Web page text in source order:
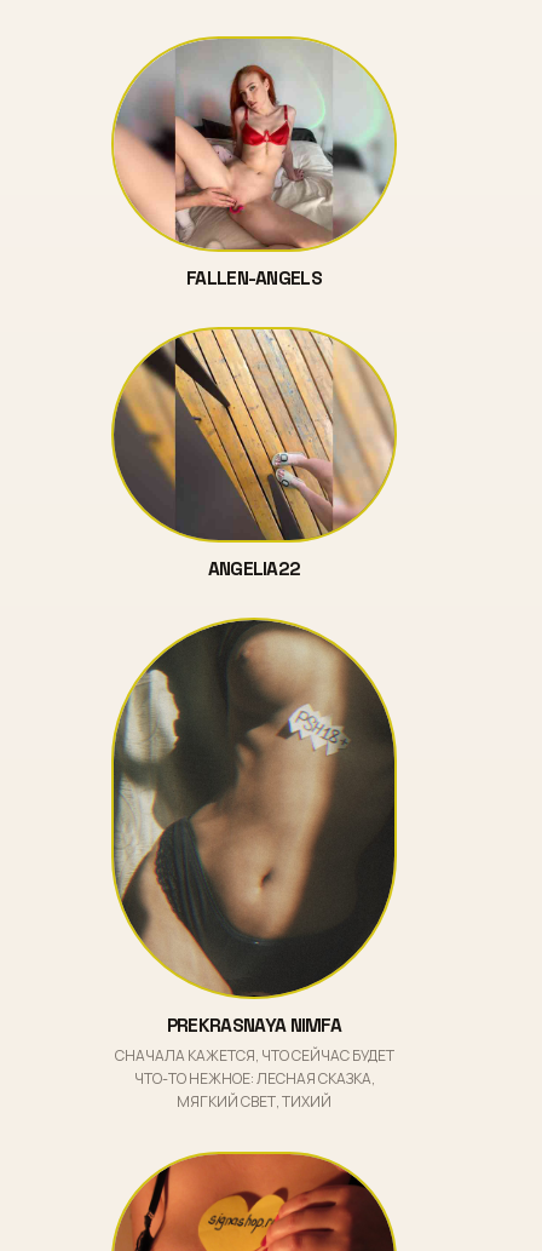
FALLEN-ANGELS
ANGELIA22
PREKRASNAYA NIMFA
СНАЧАЛА КАЖЕТСЯ, ЧТО СЕЙЧАС БУДЕТ
ЧТО-ТО НЕЖНОЕ: ЛЕСНАЯ СКАЗКА,
МЯГКИЙ СВЕТ, ТИХИЙ